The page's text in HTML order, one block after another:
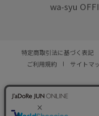
wa-syu
特定商取引法に基づく表記
ご利用規約
サイトマ
© JUN